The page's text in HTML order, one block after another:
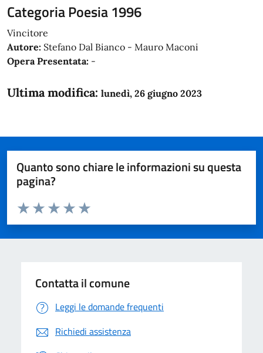
Categoria Poesia 1996
Vincitore
Autore: Stefano Dal Bianco - Mauro Maconi
Opera Presentata: -
Ultima modifica: lunedì, 26 giugno 2023
Quanto sono chiare le informazioni su questa
pagina?
Domanda
Valuta da 1 a 5 stelle la pagina
Valuta 5 stelle su 5
Valuta 4 stelle su 5
Valuta 3 stelle su 5
Valuta 2 stelle su 5
Valuta 1 stelle su 5
Contatta il comune
Leggi le domande frequenti
Richiedi assistenza